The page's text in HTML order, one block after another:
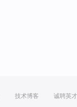
技术博客 诚聘英才